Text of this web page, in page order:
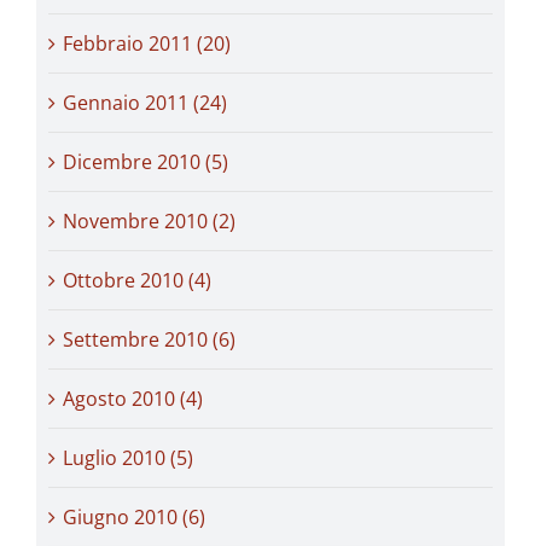
Febbraio 2011 (20)
Gennaio 2011 (24)
Dicembre 2010 (5)
Novembre 2010 (2)
Ottobre 2010 (4)
Settembre 2010 (6)
Agosto 2010 (4)
Luglio 2010 (5)
Giugno 2010 (6)